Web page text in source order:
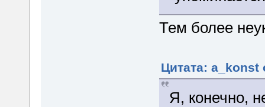
Тем более
Цитата: a_konst
Я, конечно,